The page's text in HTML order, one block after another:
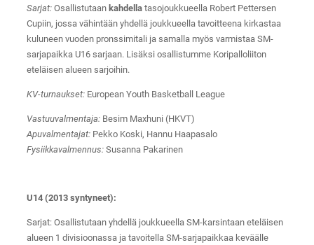
Sarjat:Osallistutaan kahdellatasojoukkueella Robert Pettersen
Cupiin, jossa vähintään yhdellä joukkueella tavoitteena kirkastaa
kuluneen vuoden pronssimitali ja samalla myös varmistaa SM-
sarjapaikka U16 sarjaan. Lisäksi osallistumme Koripalloliiton
eteläisen alueen sarjoihin.
KV-turnaukset:European Youth Basketball League
Vastuuvalmentaja:Besim Maxhuni (HKVT)
Apuvalmentajat: Pekko Koski, Hannu Haapasalo
Fysiikkavalmennus:Susanna Pakarinen
U14 (2013 syntyneet):
Sarjat: Osallistutaan yhdellä joukkueella SM-karsintaan eteläisen
alueen 1 divisioonassa ja tavoitella SM-sarjapaikkaa keväälle